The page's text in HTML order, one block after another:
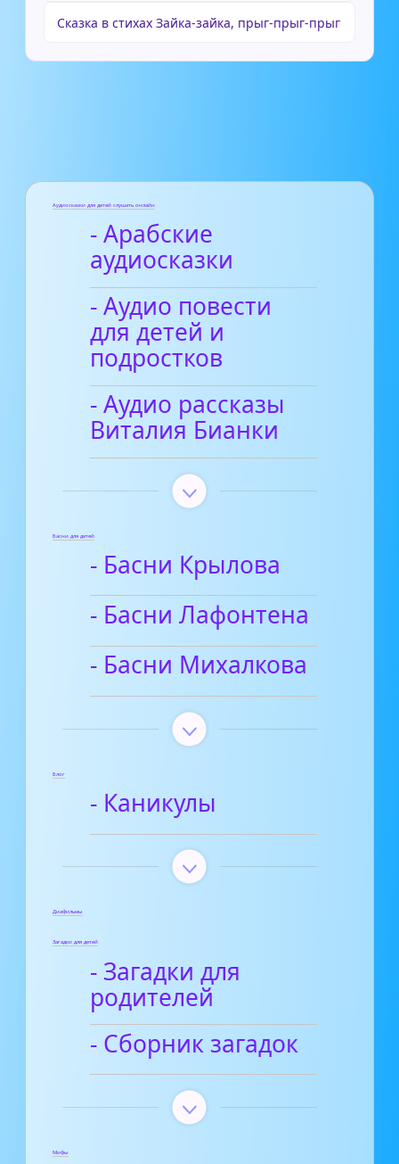
Сказка в стихах Зайка-зайка, прыг-прыг-прыг
Аудиосказки для детей слушать онлайн
- Арабские
аудиосказки
- Аудио повести
для детей и
подростков
- Аудио рассказы
Виталия Бианки
Басни для детей
- Басни Крылова
- Басни Лафонтена
- Басни Михалкова
Блог
- Каникулы
Диафильмы
Загадки для детей
- Загадки для
родителей
- Сборник загадок
Мифы